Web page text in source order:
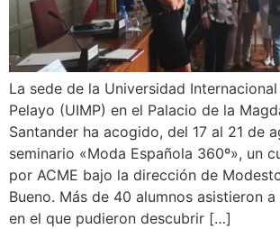
La sede de la Universidad
Pelayo (UIMP) en el Palacio de la
Santander ha acogido, del 17 al 21 de
seminario «Moda Española 360º», un
por ACME bajo la dirección de
Bueno. Más de 40 alumnos asistieron
en el que pudieron descubrir […]